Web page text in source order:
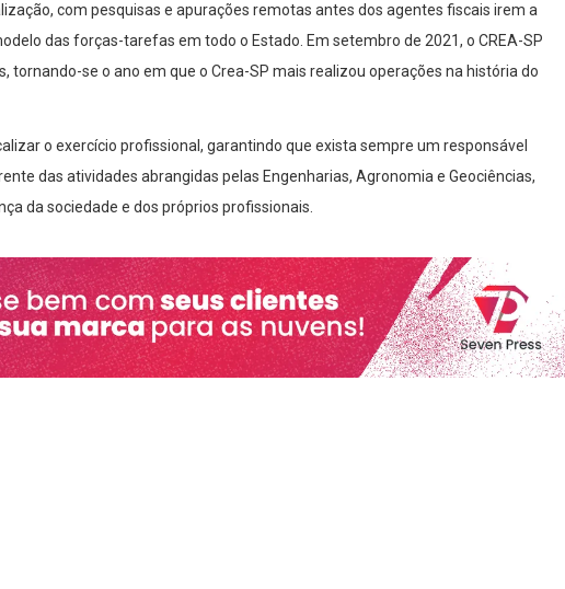
com pesquisas e apurações remotas antes dos agentes fiscais irem a
das forças-tarefas em todo o Estado. Em setembro de 2021, o CREA-SP
tornando-se o ano em que o Crea-SP mais realizou operações na história do
o exercício profissional, garantindo que exista sempre um responsável
das atividades abrangidas pelas Engenharias, Agronomia e Geociências,
da sociedade e dos próprios profissionais.